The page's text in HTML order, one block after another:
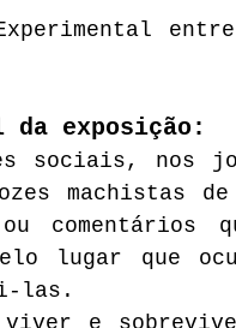
exposição:
sociais, nos
machistas
comentários
lugar que
las.
e